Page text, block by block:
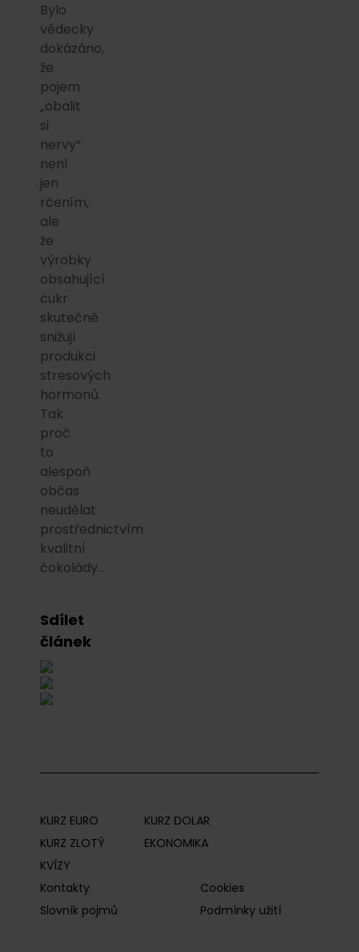
Bylo
vědecky
dokázáno,
že
pojem
„obalit
si
nervy“
není
jen
rčením,
ale
že
výrobky
obsahující
cukr
skutečně
snižují
produkci
stresových
hormonů.
Tak
proč
to
alespoň
občas
neudělat
prostřednictvím
kvalitní
čokolády…
Sdílet
článek
KURZ EURO
KURZ DOLAR
KURZ ZLOTÝ
EKONOMIKA
KVÍZY
Kontakty
Cookies
Slovník pojmů
Podmínky užití